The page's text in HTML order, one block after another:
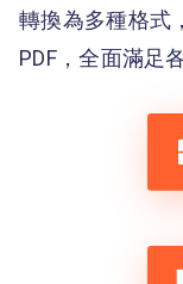
轉換為多種格式
PDF，全面滿足